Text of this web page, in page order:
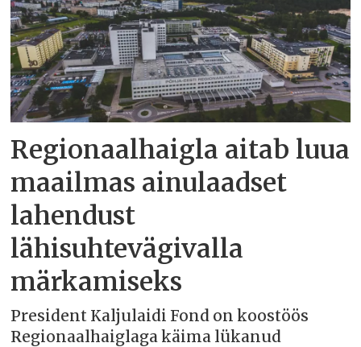
Regionaalhaigla aitab luua
maailmas ainulaadset
lahendust
lähisuhtevägivalla
märkamiseks
President Kaljulaidi Fond on koostöös
Regionaalhaiglaga käima lükanud